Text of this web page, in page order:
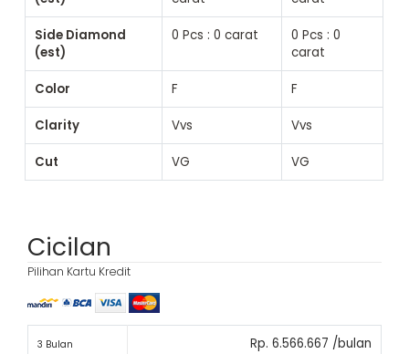
Side Diamond
(est)
0 Pcs : 0 carat
0 Pcs : 0
carat
Color F F
Clarity Vvs Vvs
Cut VG VG
Cicilan
Pilihan Kartu Kredit
3 Bulan Rp. 6.566.667 /bulan